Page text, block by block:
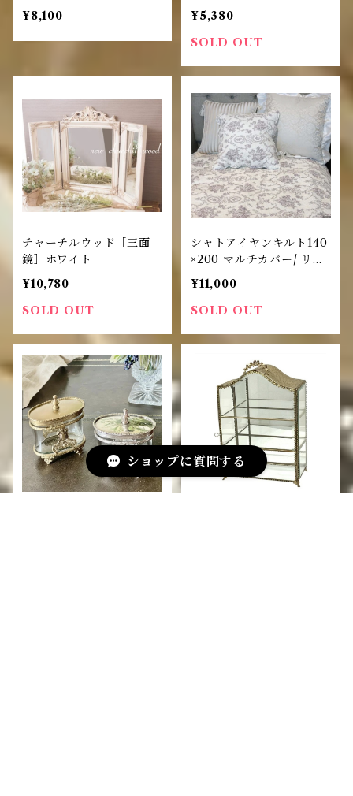
ト］
¥8,100
¥5,380
SOLD OUT
チャーチルウッド［三面
鏡］ホワイト
¥10,780
SOLD OUT
シャトアイヤンキルト140
×200 マルチカバー/ リバ
ーシブルホワイト
¥11,000
SOLD OUT
ショップに質問する